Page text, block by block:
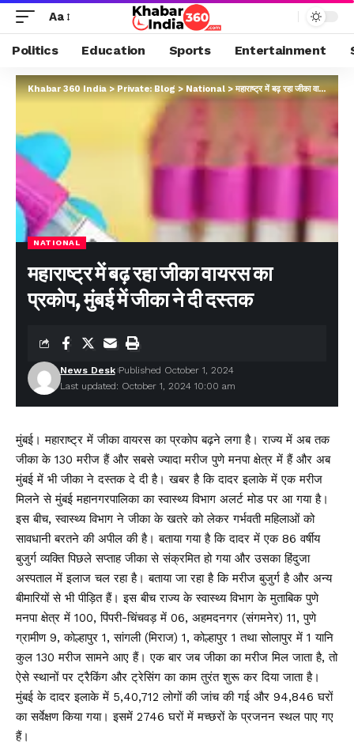
Aa
Politics Education Sports Entertainment
Khabar 360 India>Private: Blog > National > महाराष्ट्र में बढ़ रहा जीका वायरस का प्रकोप, मुंबई में जीका ने दी दस्तक
NATIONAL
महाराष्ट्र में बढ़ रहा जीका वायरस का
प्रकोप, मुंबई में जीका ने दी दस्तक
Last updated: October 1, 2024 10:00 am
News Desk Published October 1, 2024
मुंबई। महाराष्ट्र में जीका वायरस का प्रकोप बढ़ने लगा है। राज्य में अब तक
जीका के 130 मरीज हैं और सबसे ज्यादा मरीज पुणे मनपा क्षेत्र में हैं और अब
मुंबई में भी जीका ने दस्तक दे दी है। खबर है कि दादर इलाके में एक मरीज
मिलने से मुंबई महानगरपालिका का स्वास्थ्य विभाग अलर्ट मोड पर आ गया है।
इस बीच, स्वास्थ्य विभाग ने जीका के खतरे को लेकर गर्भवती महिलाओं को
सावधानी बरतने की अपील की है। बताया गया है कि दादर में एक 86 वर्षीय
बुजुर्ग व्यक्ति पिछले सप्ताह जीका से संक्रमित हो गया और उसका हिंदुजा
अस्पताल में इलाज चल रहा है। बताया जा रहा है कि मरीज बुजुर्ग है और अन्य
बीमारियों से भी पीड़ित हैं। इस बीच राज्य के स्वास्थ्य विभाग के मुताबिक पुणे
मनपा क्षेत्र में 100, पिंपरी-चिंचवड़ में 06, अहमदनगर (संगमनेर) 11, पुणे
ग्रामीण 9, कोल्हापुर 1, सांगली (मिराज) 1, कोल्हापुर 1 तथा सोलापुर में 1 यानि
कुल 130 मरीज सामने आए हैं। एक बार जब जीका का मरीज मिल जाता है, तो
ऐसे स्थानों पर ट्रैकिंग और ट्रेसिंग का काम तुरंत शुरू कर दिया जाता है।
मुंबई के दादर इलाके में 5,40,712 लोगों की जांच की गई और 94,846 घरों
का सर्वेक्षण किया गया। इसमें 2746 घरों में मच्छरों के प्रजनन स्थल पाए गए
हैं।